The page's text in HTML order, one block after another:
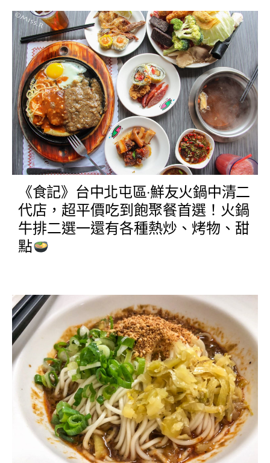
《食記》台中北屯區‧鮮友火鍋中清二
代店，超平價吃到飽聚餐首選！火鍋
牛排二選一還有各種熱炒、烤物、甜
點